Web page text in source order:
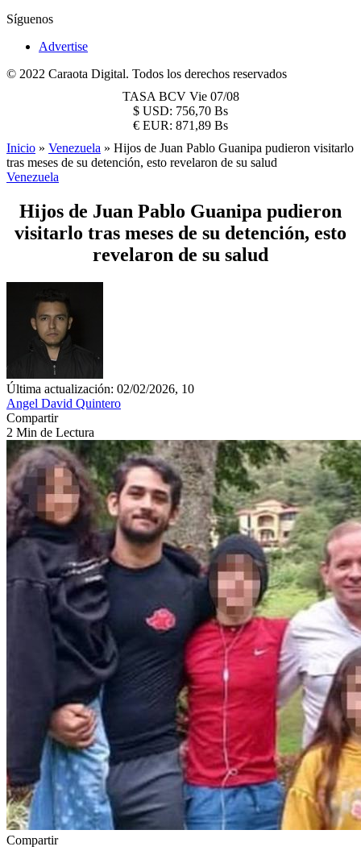
Síguenos
Advertise
© 2022 Caraota Digital. Todos los derechos reservados
TASA BCV Vie 07/08
$ USD: 756,70 Bs
€ EUR: 871,89 Bs
Inicio » Venezuela » Hijos de Juan Pablo Guanipa pudieron visitarlo
tras meses de su detención, esto revelaron de su salud
Venezuela
Hijos de Juan Pablo Guanipa pudieron
visitarlo tras meses de su detención, esto
revelaron de su salud
Última actualización: 02/02/2026, 10
Angel David Quintero
Compartir
2 Min de Lectura
Compartir